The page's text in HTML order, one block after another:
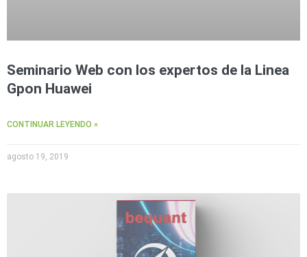
Seminario Web con los expertos de la Linea
Gpon Huawei
CONTINUAR LEYENDO »
agosto 19, 2019